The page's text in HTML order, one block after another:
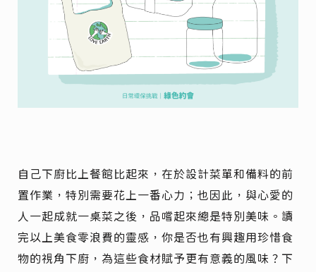
自己下廚比上餐館比起來，在於設計菜單和備料的前
置作業，特別需要花上一番心力；也因此，與心愛的
人一起成就一桌菜之後，品嚐起來總是特別美味。讀
完以上美食零浪費的靈感，你是否也有興趣用珍惜食
物的視角下廚，為這些食材賦予更有意義的風味？下